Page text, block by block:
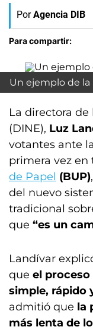
Por Agencia DIB
Para compartir:
Un ejemplo de la
La directora de
(DINE), Luz
votantes ante
primera vez en
de Papel (BUP)
del nuevo
tradicional
que “es un
Landívar
que el proceso
simple, rápido
admitió que la
más lenta de